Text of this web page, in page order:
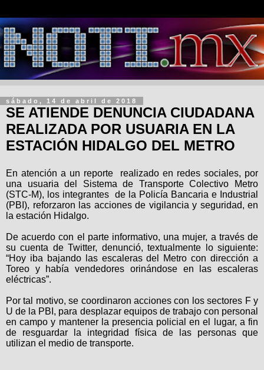
sábado, 14 de abril de 2018
SE ATIENDE DENUNCIA CIUDADANA
REALIZADA POR USUARIA EN LA
ESTACIÓN HIDALGO DEL METRO
En atención a un reporte realizado en redes sociales, por
una usuaria del Sistema de Transporte Colectivo Metro
(STC-M), los integrantes de la Policía Bancaria e Industrial
(PBI), reforzaron las acciones de vigilancia y seguridad, en
la estación Hidalgo.
De acuerdo con el parte informativo, una mujer, a través de
su cuenta de Twitter, denunció, textualmente lo siguiente:
“Hoy iba bajando las escaleras del Metro con dirección a
Toreo y había vendedores orinándose en las escaleras
eléctricas”.
Por tal motivo, se coordinaron acciones con los sectores F y
U de la PBI, para desplazar equipos de trabajo con personal
en campo y mantener la presencia policial en el lugar, a fin
de resguardar la integridad física de las personas que
utilizan el medio de transporte.